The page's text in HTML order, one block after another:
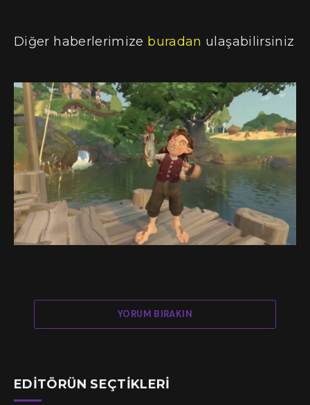
Diğer haberlerimize buradan ulaşabilirsiniz
YORUM BIRAKIN
EDITÖRÜN SEÇTIKLERI